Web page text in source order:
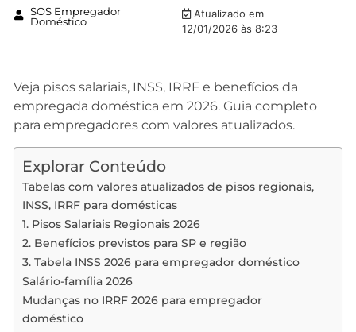
SOS Empregador
Doméstico
Atualizado em
12/01/2026 às 8:23
Veja pisos salariais, INSS, IRRF e benefícios da
empregada doméstica em 2026. Guia completo
para empregadores com valores atualizados.
Explorar Conteúdo
Tabelas com valores atualizados de pisos regionais,
INSS, IRRF para domésticas
1. Pisos Salariais Regionais 2026
2. Benefícios previstos para SP e região
3. Tabela INSS 2026 para empregador doméstico
Salário-família 2026
Mudanças no IRRF 2026 para empregador
doméstico